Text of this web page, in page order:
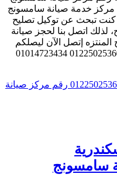
المنتزه SAMSUNG ALEXANDRIA مركز خدمة صيانة سامسونج
إذا كنت تبحث عن توكيل تصليح
لذلك اتصل بنا لحجز صيانة
إتصل الآن ليصلكم
مهندس الصيانة على الأرقام التالية : 01225025360 01014723434
صيانة سامسونج المنتزه 01225025360 رقم مركز صيانة
صيانة سامسونج